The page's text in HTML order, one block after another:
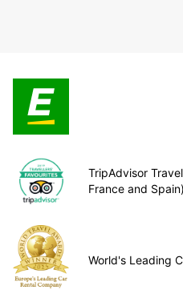
TripAdvisor
France and Spain)
World's Leading